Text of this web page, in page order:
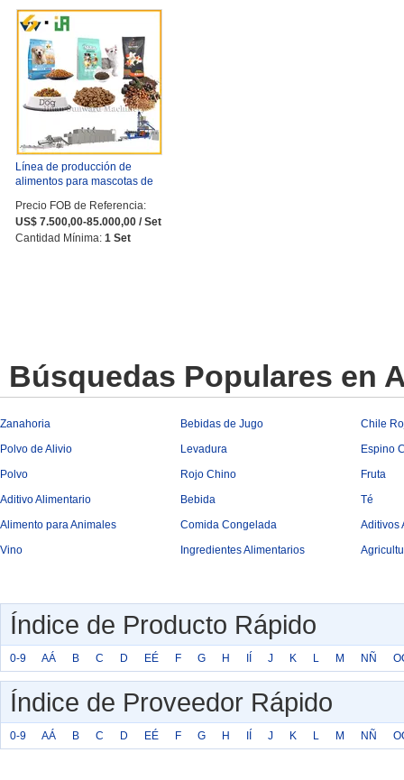
Línea de producción de
alimentos para mascotas de
Precio FOB de Referencia:
US$ 7.500,00-85.000,00 / Set
Cantidad Mínima: 1 Set
Búsquedas Populares en
Zanahoria Bebidas de Jugo
Chile
Polvo de Alivio
Levadura
Espino
Polvo
Rojo Chino
Fruta
Aditivo Alimentario
Bebida
Té
Alimento para Animales
Comida Congelada
Aditivos
Vino
Ingredientes Alimentarios
Índice de Producto Rápido
0-9 AÁ B C D EÉ F G H J K L M NÑ
Índice de Proveedor Rápido
0-9 AÁ B C D EÉ F G H J K L M NÑ